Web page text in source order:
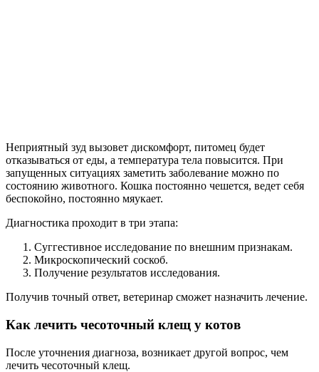
Неприятный зуд вызовет дискомфорт, питомец будет
отказываться от еды, а температура тела повысится. При
запущенных ситуациях заметить заболевание можно по
состоянию животного. Кошка постоянно чешется, ведет себя
беспокойно, постоянно мяукает.
Диагностика проходит в три этапа:
Суггестивное исследование по внешним признакам.
Микроскопический соскоб.
Получение результатов исследования.
Получив точный ответ, ветеринар сможет назначить лечение.
Как лечить чесоточный клещ у котов
После уточнения диагноза, возникает другой вопрос, чем
лечить чесоточный клещ.